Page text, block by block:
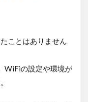
ことはありません
WiFiの設定や環境が
トワーク